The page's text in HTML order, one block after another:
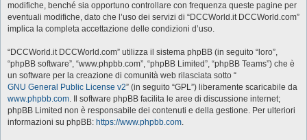
modifiche, benché sia opportuno controllare con frequenza queste pagine per
eventuali modifiche, dato che l’uso dei servizi di “DCCWorld.it DCCWorld.com”
implica la completa accettazione delle condizioni d’uso.
“DCCWorld.it DCCWorld.com” utilizza il sistema phpBB (in seguito “loro”,
“phpBB software”, “www.phpbb.com”, “phpBB Limited”, “phpBB Teams”) che è
un software per la creazione di comunità web rilasciata sotto “
GNU General Public License v2” (in seguito “GPL”) liberamente scaricabile da
www.phpbb.com. Il software phpBB facilita le aree di discussione internet;
phpBB Limited non è responsabile dei contenuti e della gestione. Per ulteriori
informazioni su phpBB: https://www.phpbb.com.